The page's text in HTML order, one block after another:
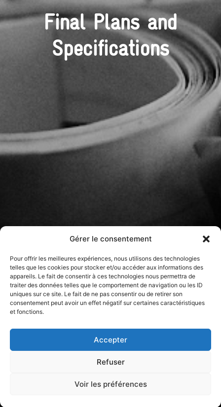
Gérer le consentement
Pour offrir les meilleures expériences, nous utilisons des technologies
telles que les cookies pour stocker et/ou accéder aux informations des
appareils. Le fait de consentir à ces technologies nous permettra de
traiter des données telles que le comportement de navigation ou les ID
uniques sur ce site. Le fait de ne pas consentir ou de retirer son
consentement peut avoir un effet négatif sur certaines caractéristiques
et fonctions.
Accepter
Refuser
Voir les préférences
Final Plans and
Specifications